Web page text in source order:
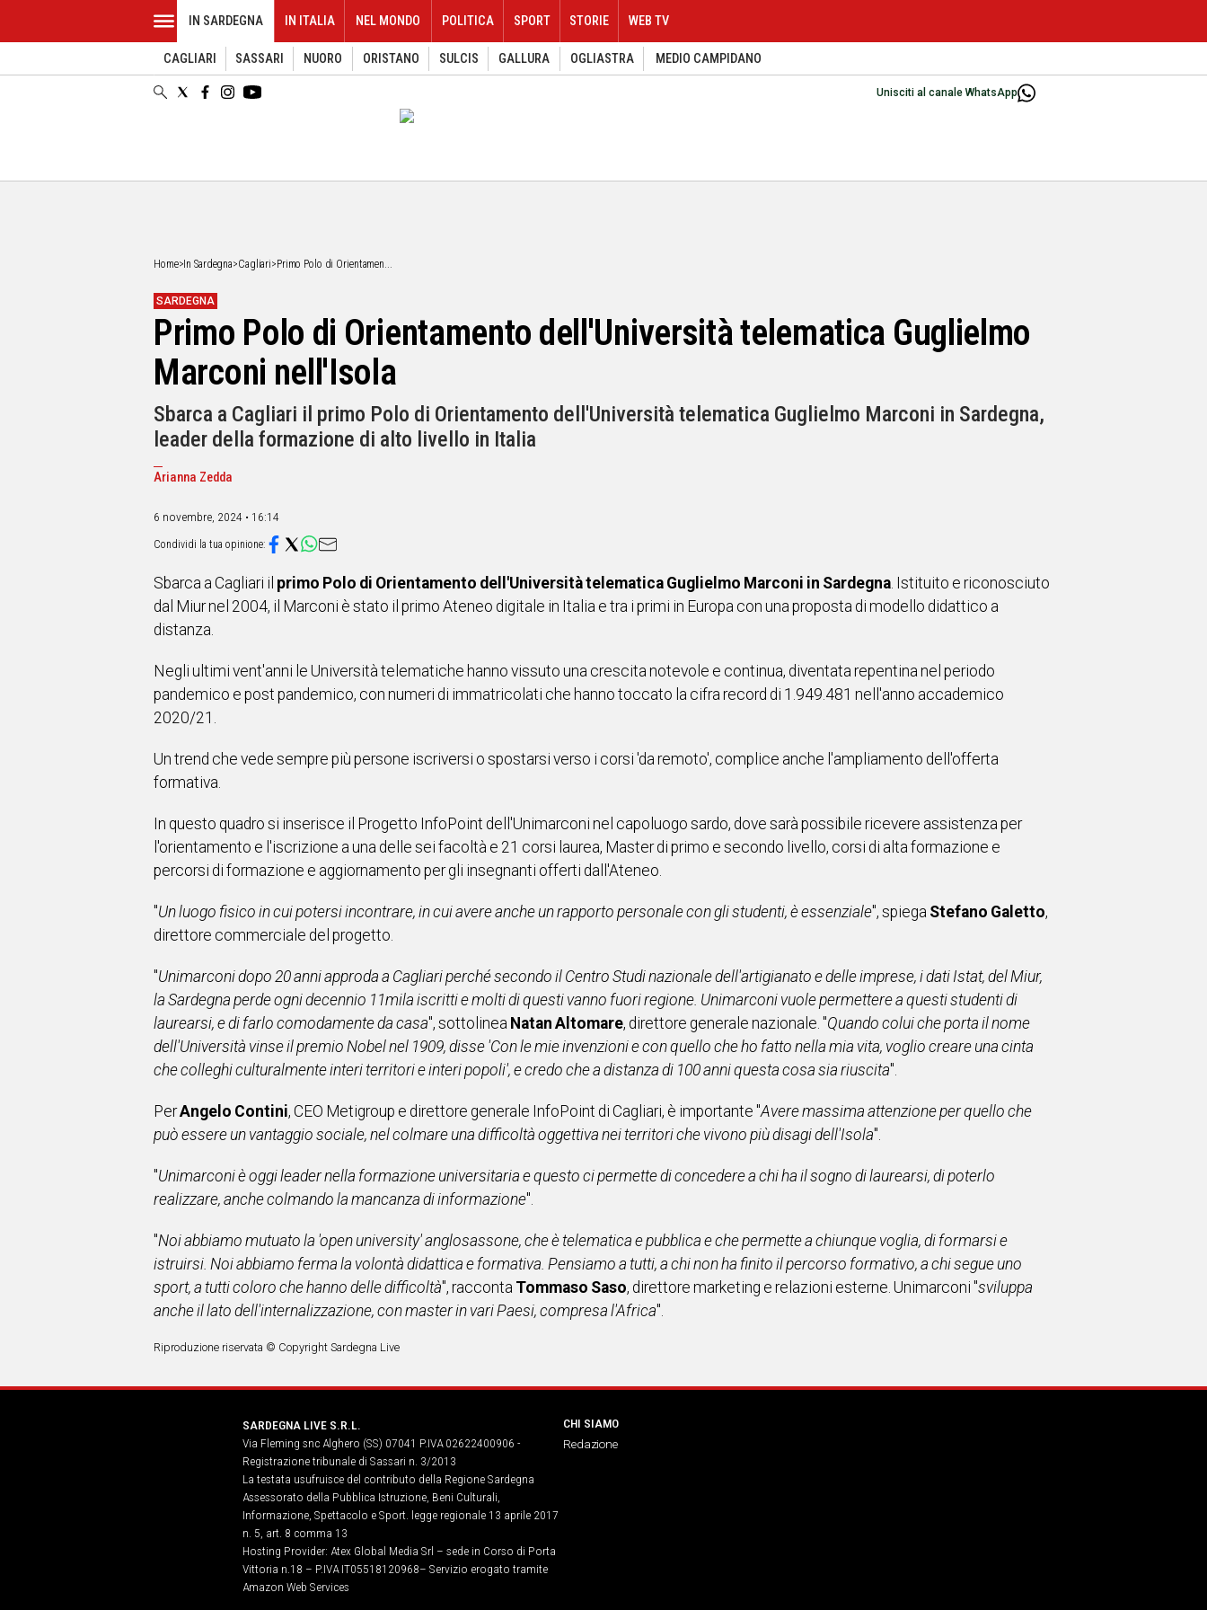
ORISTANO
Vai
Unisciti al canale WhatsApp
IN SARDEGNA
CAGLIARI SASSARI NUORO ORISTANO SULCIS GALLURA OGLIASTRA MEDIO CAMPIDANO
IN ITALIA NEL MONDO POLITICA SPORT STORIE WEB TV
EVENTI
Home> In Sardegna>Cagliari>Primo Polo di Orientamen...
SARDEGNA
Primo Polo di Orientamento dell'Università telematica Guglielmo
Marconi nell'Isola
Sbarca a Cagliari il primo Polo di Orientamento dell'Università telematica Guglielmo Marconi in Sardegna,
leader della formazione di alto livello in Italia
Arianna Zedda
6 novembre, 2024 • 16:14
Sbarca a Cagliari il primo Polo di Orientamento dell'Università telematica Guglielmo Marconi in Sardegna. Istituito e riconosciuto
dal Miur nel 2004, il Marconi è stato il primo Ateneo digitale in Italia e tra i primi in Europa con una proposta di modello didattico a
distanza.
Negli ultimi vent'anni le Università telematiche hanno vissuto una crescita notevole e continua, diventata repentina nel periodo
pandemico e post pandemico, con numeri di immatricolati che hanno toccato la cifra record di 1.949.481 nell'anno accademico
2020/21.
Un trend che vede sempre più persone iscriversi o spostarsi verso i corsi 'da remoto', complice anche l'ampliamento dell'offerta
formativa.
In questo quadro si inserisce il Progetto InfoPoint dell'Unimarconi nel capoluogo sardo, dove sarà possibile ricevere assistenza per
l'orientamento e l'iscrizione a una delle sei facoltà e 21 corsi laurea, Master di primo e secondo livello, corsi di alta formazione e
percorsi di formazione e aggiornamento per gli insegnanti offerti dall'Ateneo.
"Un luogo fisico in cui potersi incontrare, in cui avere anche un rapporto personale con gli studenti, è essenziale", spiega Stefano Galetto,
direttore commerciale del progetto.
"Unimarconi dopo 20 anni approda a Cagliari perché secondo il Centro Studi nazionale dell'artigianato e delle imprese, i dati Istat, del Miur,
la Sardegna perde ogni decennio 11mila iscritti e molti di questi vanno fuori regione. Unimarconi vuole permettere a questi studenti di
laurearsi, e di farlo comodamente da casa", sottolinea Natan Altomare, direttore generale nazionale. "Quando colui che porta il nome
dell'Università vinse il premio Nobel nel 1909, disse 'Con le mie invenzioni e con quello che ho fatto nella mia vita, voglio creare una cinta
che colleghi culturalmente interi territori e interi popoli', e credo che a distanza di 100 anni questa cosa sia riuscita".
PerAngelo Contini, CEO Metigroup e direttore generale InfoPoint di Cagliari, è importante "Avere massima attenzione per quello che
può essere un vantaggio sociale, nel colmare una difficoltà oggettiva nei territori che vivono più disagi dell'Isola".
"Unimarconi è oggi leader nella formazione universitaria e questo ci permette di concedere a chi ha il sogno di laurearsi, di poterlo
realizzare, anche colmando la mancanza di informazione".
"Noi abbiamo mutuato la 'open university' anglosassone, che è telematica e pubblica e che permette a chiunque voglia, di formarsi e
istruirsi. Noi abbiamo ferma la volontà didattica e formativa. Pensiamo a tutti, a chi non ha finito il percorso formativo, a chi segue uno
sport, a tutti coloro che hanno delle difficoltà", racconta Tommaso Saso, direttore marketing e relazioni esterne. Unimarconi "sviluppa
anche il lato dell'internalizzazione, con master in vari Paesi, compresa l'Africa".
Riproduzione riservata © Copyright Sardegna Live
SARDEGNA LIVE S.R.L.
Via Fleming snc Alghero (SS) 07041 P.IVA 02622400906 -
Registrazione tribunale di Sassari n. 3/2013
La testata usufruisce del contributo della Regione Sardegna
Assessorato della Pubblica Istruzione, Beni Culturali,
Informazione, Spettacolo e Sport. legge regionale 13 aprile 2017
n. 5, art. 8 comma 13
Hosting Provider: Atex Global Media Srl – sede in Corso di Porta
Vittoria n.18 – P.IVA IT05518120968​– Servizio erogato tramite
Amazon Web Services
CHI SIAMO
Redazione